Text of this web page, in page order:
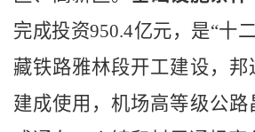
完成投资950.4亿元，是“十
藏铁路雅林段开工建设，邦
建成使用，机场高等级公